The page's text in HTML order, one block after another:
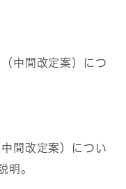
中間改定案）につ
間改定案）につい
明。